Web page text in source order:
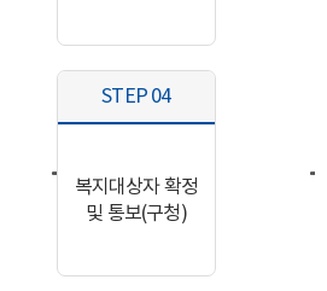
STEP 04
복지대상자 확정
및 통보(구청)